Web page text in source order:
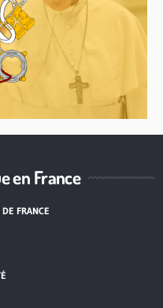
en France
FRANCE